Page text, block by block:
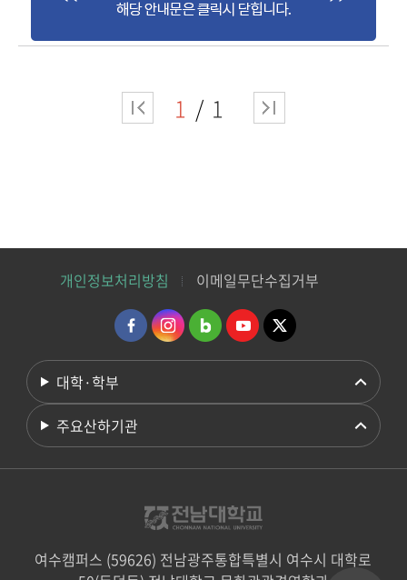
1 1
개인정보처리방침 이메일무단수집거부
대학·학부
주요산하기관
여수캠퍼스 (59626) 전남광주통합특별시 여수시 대학로